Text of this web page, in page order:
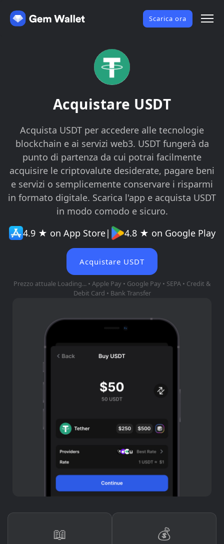
Scarica ora
Acquistare USDT
Acquista USDT per accedere alle tecnologie
blockchain e ai servizi web3. USDT fungerà da
punto di partenza da cui potrai facilmente
acquisire le criptovalute desiderate, pagare beni
e servizi o semplicemente conservare i risparmi
in formato digitale. Scarica l'app e acquista USDT
in modo comodo e sicuro.
4.9 ★ on App Store| 4.8 ★ on Google Play
Acquistare USDT
Prezzo attuale Loading... • Apple Pay • Google Pay • SEPA • Credit &
Debit Card • Bank Transfer
📖 💰